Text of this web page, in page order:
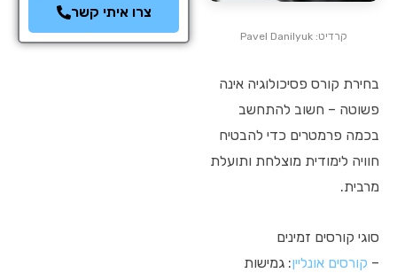
קרדיט: Pavel Danilyuk
בחירת קורס פסיכולוגיה אינה
פשוטה – חשוב להתחשב
בכמה פרמטרים כדי להבטיח
חוויה לימודית מוצלחת ותועלת
מרבית.
סוגי קורסים זמינים
– קורסים אונליין: גמישות
צרו איתי קשר